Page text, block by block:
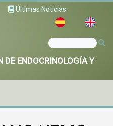
Últimas Noticias
DE ENDOCRINOLOGÍA Y